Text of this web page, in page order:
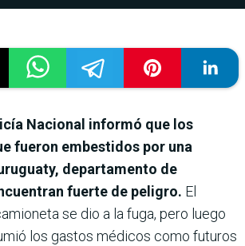
Nacional informó que los
fueron embestidos por una
departamento de
fuerte de peligro. El
se dio a la fuga, pero luego
los gastos médicos como futuros